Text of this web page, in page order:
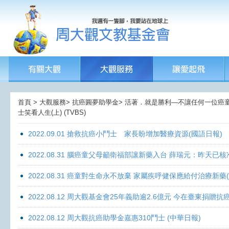
首頁 > 大觀服務> 抗癌圓夢助學金> 活著．就是勝利—不讓任何一位癌
士笑看人生(上) (TVBS)
2022.09.01 搶救抗癌小鬥士 家長盼增加醫療資源(國語日報)
2022.08.31 腦癌童父母籲衛福部讓新藥入台 薛瑞元：昨天已
2022.08.31 癌童對生命永不放棄 家屬疾呼健保應給付治療新藥
2022.08.12 周大觀基金會25年義助逾2.6億元 今在臺東捐贈抗
2022.08.12 周大觀抗癌助學金嘉惠310鬥士 (中華日報)